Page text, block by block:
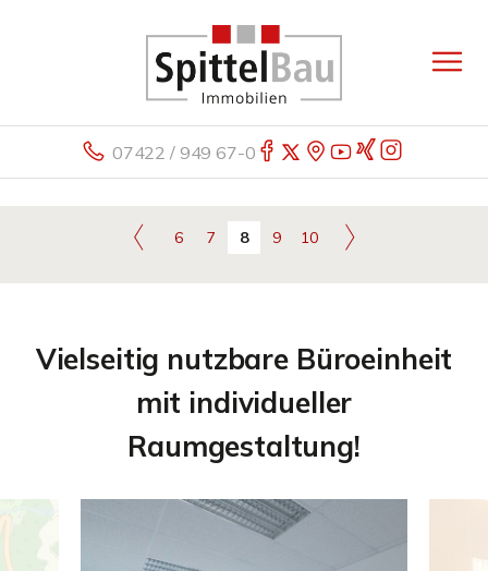
07422 / 949 67-0
6 7 8 9 10
Vielseitig nutzbare Büroeinheit
mit individueller
Raumgestaltung!